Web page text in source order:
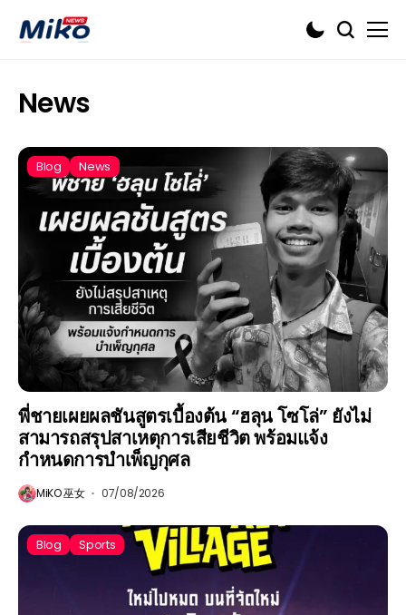
News
Blog News
พี่ชายเผยผลชันสูตรเบื้องต้น “ฮลุน โซโล่” ยังไม่
สามารถสรุปสาเหตุการเสียชีวิต พร้อมแจ้ง
กำหนดการบำเพ็ญกุศล
MiKO 巫女 07/08/2026
Blog Sports